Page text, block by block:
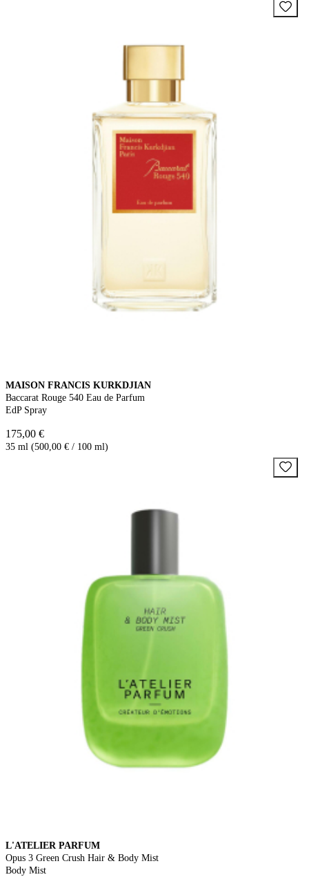
MAISON FRANCIS KURKDJIAN
Baccarat Rouge 540 Eau de Parfum
EdP Spray
175,00 €
35 ml (500,00 € / 100 ml)
L'ATELIER PARFUM
Opus 3 Green Crush Hair & Body Mist
Body Mist